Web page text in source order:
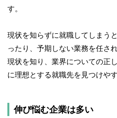
す。
現状を知らずに就職してしまう
ったり、予期しない業務を任さ
現状を知り、業界についての正
に理想とする就職先を見つけや
伸び悩む企業は多い